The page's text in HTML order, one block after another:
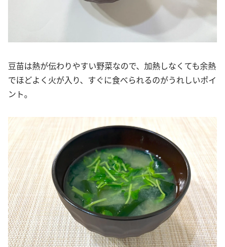
豆苗は熱が伝わりやすい野菜なので、加熱しなくても余熱
でほどよく火が入り、すぐに食べられるのがうれしいポイ
ント。